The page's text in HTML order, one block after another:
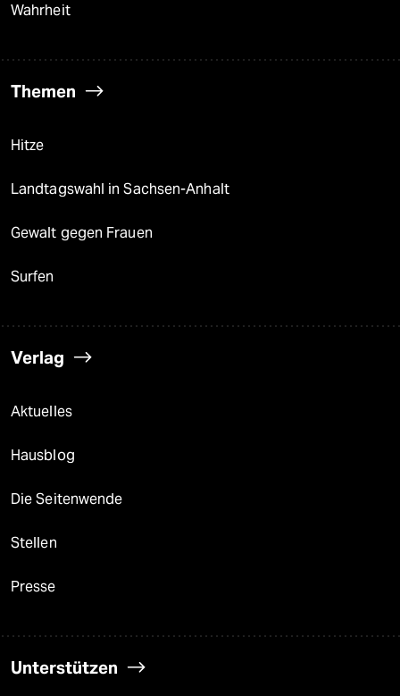
Wahrheit
Themen
Hitze
Landtagswahl in Sachsen-Anhalt
Gewalt gegen Frauen
Surfen
Verlag
Aktuelles
Hausblog
Die Seitenwende
Stellen
Presse
Unterstützen